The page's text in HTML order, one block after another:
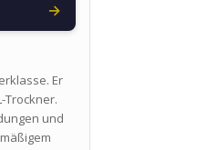
→
Er
Trockner.
und